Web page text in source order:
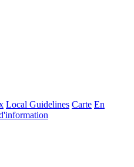
Local Guidelines Carte En